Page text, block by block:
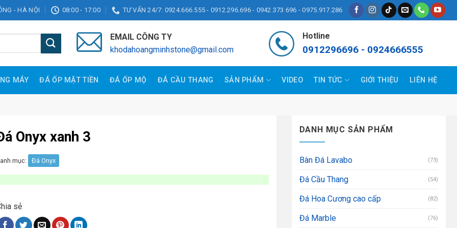
- HÀ NỘI 08:00 - 17:00 TƯ VẤN 24/7: 0924.666.555 - 0912.296.696 - 0942.373.696 - 0975.917.286
EMAIL CÔNG TY
khodahoangminhstone@gmail.com
Hotline
0912296696 - 0924666555
MÁY ĐÁ ỐP MẶT TIỀN ĐÁ ỐP MỘ ĐÁ CẦU THANG SẢN PHẨM VIDEO TIN TỨC GIỚI THIỆU LIÊN HỆ
DANH MỤC SẢN PHẨM
Bàn Đá Lavabo (73)
Đá Cầu Thang (54)
Đá Hoa Cương cao cấp (82)
Đá Marble (76)
Onyx xanh 3
mục: Đá Onyx
sẻ